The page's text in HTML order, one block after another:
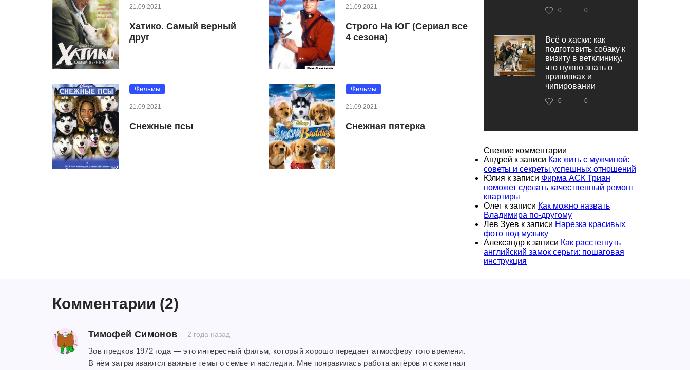
21.09.2021
Хатико. Самый верный
друг
21.09.2021
Строго На ЮГ (Сериал все
4 сезона)
Фильмы
21.09.2021
Снежные псы
Фильмы
21.09.2021
Снежная пятерка
0 0
Всё о хаски: как
подготовить собаку к
визиту в ветклинику,
что нужно знать о
прививках и
чипировании
0 0
Свежие комментарии
Андрей к записи Как жить с мужчиной:
советы и секреты успешных отношений
Юлия к записи Фирма АСК Триан
поможет сделать качественный ремонт
квартиры
Олег к записи Как можно назвать
Владимира по-другому
Лев Зуев к записи Нарезка красивых
фото под музыку
Александр к записи Как расстегнуть
английский замок серьги: пошаговая
инструкция
Комментарии (2)
Тимофей Симонов 2 года назад
Зов предков 1972 года — это интересный фильм, который хорошо передает атмосферу того времени.
В нём затрагиваются важные темы о семье и наследии. Мне понравилась работа актёров и сюжетная